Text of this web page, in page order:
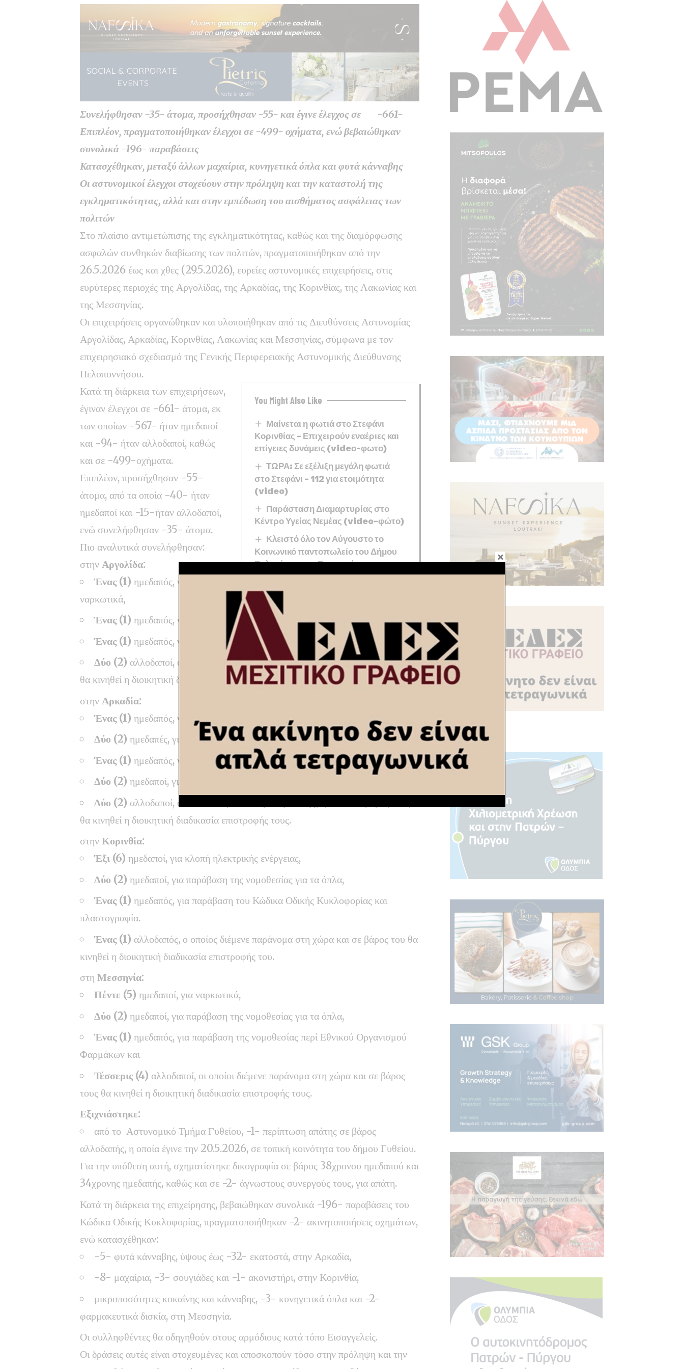
Συνελήφθησαν -35- άτομα, προσήχθησαν -55- και έγινε έλεγχος σε -661-
Επιπλέον, πραγματοποιήθηκαν έλεγχοι σε -499- οχήματα, ενώ βεβαιώθηκαν
συνολικά -196- παραβάσεις
Κατασχέθηκαν, μεταξύ άλλων μαχαίρια, κυνηγετικά όπλα και φυτά κάνναβης
Οι αστυνομικοί έλεγχοι στοχεύουν στην πρόληψη και την καταστολή της
εγκληματικότητας, αλλά και στην εμπέδωση του αισθήματος ασφάλειας των
πολιτών
Στο πλαίσιο αντιμετώπισης της εγκληματικότητας, καθώς και της διαμόρφωσης
ασφαλών συνθηκών διαβίωσης των πολιτών, πραγματοποιήθηκαν από την
26.5.2026 έως και χθες (29.5.2026), ευρείες αστυνομικές επιχειρήσεις, στις
ευρύτερες περιοχές της Αργολίδας, της Αρκαδίας, της Κορινθίας, της Λακωνίας και
της Μεσσηνίας.
Οι επιχειρήσεις οργανώθηκαν και υλοποιήθηκαν από τις Διευθύνσεις Αστυνομίας
Αργολίδας, Αρκαδίας, Κορινθίας, Λακωνίας και Μεσσηνίας, σύμφωνα με τον
επιχειρησιακό σχεδιασμό της Γενικής Περιφερειακής Αστυνομικής Διεύθυνσης
Πελοποννήσου.
You Might Also Like
Μαίνεται η φωτιά στο Στεφάνι
Κορινθίας – Επιχειρούν εναέριες και
επίγειες δυνάμεις (videο-φωτο)
ΤΩΡΑ: Σε εξέλιξη μεγάλη φωτιά
στο Στεφάνι – 112 για ετοιμότητα
(video)
Παράσταση Διαμαρτυρίας στο
Κέντρο Υγείας Νεμέας (video-φώτο)
Κλειστό όλο τον Αύγουστο το
Κοινωνικό παντοπωλείο του Δήμου
Ξυλοκάστρου – Ευρωστίνης
Κατά τη διάρκεια των επιχειρήσεων,
έγιναν έλεγχοι σε -661- άτομα, εκ
των οποίων -567- ήταν ημεδαποί
και -94- ήταν αλλοδαποί, καθώς
και σε -499-οχήματα.
Επιπλέον, προσήχθησαν -55-
άτομα, από τα οποία -40- ήταν
ημεδαποί και -15-ήταν αλλοδαποί,
ενώ συνελήφθησαν -35- άτομα.
Πιο αναλυτικά συνελήφθησαν:
στην Αργολίδα:
Ένας (1) ημεδαπός, για
ναρκωτικά,
Ένας (1) ημεδαπός, για καταδικαστικό έγγραφο,
Ένας (1) ημεδαπός, για παράβαση του Κώδικα Οδικής Κυκλοφορίας και
Δύο (2) αλλοδαποί, οι οποίοι διέμεναν παράνομα στη χώρα και σε βάρος τους
θα κινηθεί η διοικητική διαδικασία επιστροφής τους.
στην Αρκαδία:
Ένας (1) ημεδαπός, για ναρκωτικά,
Δύο (2) ημεδαπές, για κλοπή,
Ένας (1) ημεδαπός, για κλοπή ηλεκτρικής ενέργειας,
Δύο (2) ημεδαποί, για παραβάσεις του Κώδικα Οδικής Κυκλοφορίας,
Δύο (2) αλλοδαποί, οι οποίοι διέμεναν παράνομα στη χώρα και σε βάρος τους
θα κινηθεί η διοικητική διαδικασία επιστροφής τους.
στην Κορινθία:
Έξι (6) ημεδαποί, για κλοπή ηλεκτρικής ενέργειας,
Δύο (2) ημεδαποί, για παράβαση της νομοθεσίας για τα όπλα,
Ένας (1) ημεδαπός, για παράβαση του Κώδικα Οδικής Κυκλοφορίας και
πλαστογραφία.
Ένας (1) αλλοδαπός, ο οποίος διέμενε παράνομα στη χώρα και σε βάρος του θα
κινηθεί η διοικητική διαδικασία επιστροφής του.
στη Μεσσηνία:
Πέντε (5) ημεδαποί, για ναρκωτικά,
Δύο (2) ημεδαποί, για παράβαση της νομοθεσίας για τα όπλα,
Ένας (1) ημεδαπός, για παράβαση της νομοθεσίας περί Εθνικού Οργανισμού
Φαρμάκων και
Τέσσερις (4) αλλοδαποί, οι οποίοι διέμενε παράνομα στη χώρα και σε βάρος
τους θα κινηθεί η διοικητική διαδικασία επιστροφής τους.
Εξιχνιάστηκε:
από το Αστυνομικό Τμήμα Γυθείου, -1- περίπτωση απάτης σε βάρος
αλλοδαπής, η οποία έγινε την 20.5.2026, σε τοπική κοινότητα του δήμου Γυθείου.
Για την υπόθεση αυτή, σχηματίστηκε δικογραφία σε βάρος 38χρονου ημεδαπού και
34χρονης ημεδαπής, καθώς και σε -2- άγνωστους συνεργούς τους, για απάτη.
Κατά τη διάρκεια της επιχείρησης, βεβαιώθηκαν συνολικά -196- παραβάσεις του
Κώδικα Οδικής Κυκλοφορίας, πραγματοποιήθηκαν -2- ακινητοποιήσεις οχημάτων,
ενώ κατασχέθηκαν:
-5- φυτά κάνναβης, ύψους έως -32- εκατοστά, στην Αρκαδία,
-8- μαχαίρια, -3- σουγιάδες και -1- ακονιστήρι, στην Κορινθία,
μικροποσότητες κοκαΐνης και κάνναβης, -3- κυνηγετικά όπλα και -2-
φαρμακευτικά δισκία, στη Μεσσηνία.
Οι συλληφθέντες θα οδηγηθούν στους αρμόδιους κατά τόπο Εισαγγελείς.
Οι δράσεις αυτές είναι στοχευμένες και αποσκοπούν τόσο στην πρόληψη και την